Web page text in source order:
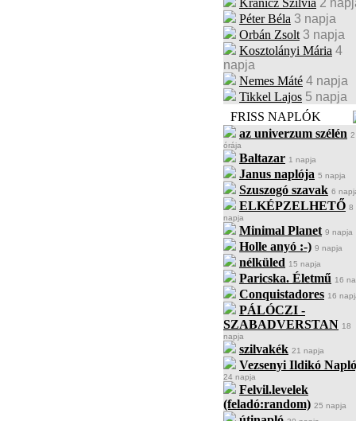
Kránicz Szilvia 2
Péter Béla 3 napja
Orbán Zsolt 3 napja
Kosztolányi Mária 4
napja
Nemes Máté 4 napja
Tikkel Lajos 5 napja
FRISS NAPLÓK
az univerzum szélén 2
órája
Baltazar 1 napja
Janus naplója 5 napja
Szuszogó szavak 6
ELKÉPZELHETŐ 8
napja
Minimal Planet 9 napja
Holle anyó :-) 9 napja
nélküled 15 napja
Paricska. Életmű 16
Conquistadores 16
PÁLÓCZI -
SZABADVERSTAN 18
napja
szilvakék 21 napja
Vezsenyi Ildikó
24 napja
Felvil.levelek
(feladó:random) 25 napja